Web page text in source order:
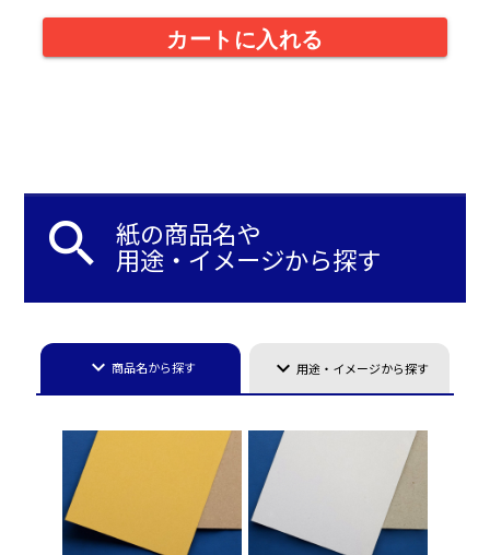
カートに入れる
search 紙の商品名や
用途・イメージから探す
keyboard_arrow_down 商品名から探す keyboard_arrow_down用途・イメージから探す